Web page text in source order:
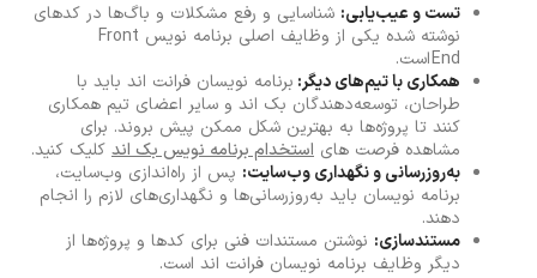
تست و عیب‌یابی: شناسایی و رفع مشکلات و باگ‌ها در کدهای
نوشته شده یکی از وظایف اصلی برنامه نویس Front
End است.
همکاری با تیم‌های دیگر: برنامه نویسان فرانت اند باید با
طراحان، توسعه‌دهندگان بک اند و سایر اعضای تیم همکاری
کنند تا پروژه‌ها به بهترین شکل ممکن پیش بروند. برای
مشاهده فرصت های استخدام برنامه نویس بک اند کلیک کنید.
به‌روزرسانی و نگهداری وب‌سایت: پس از راه‌اندازی وب‌سایت،
برنامه نویسان باید به‌روزرسانی‌ها و نگهداری‌های لازم را انجام
دهند.
مستندسازی: نوشتن مستندات فنی برای کدها و پروژه‌ها از
دیگر وظایف برنامه نویسان فرانت اند است.